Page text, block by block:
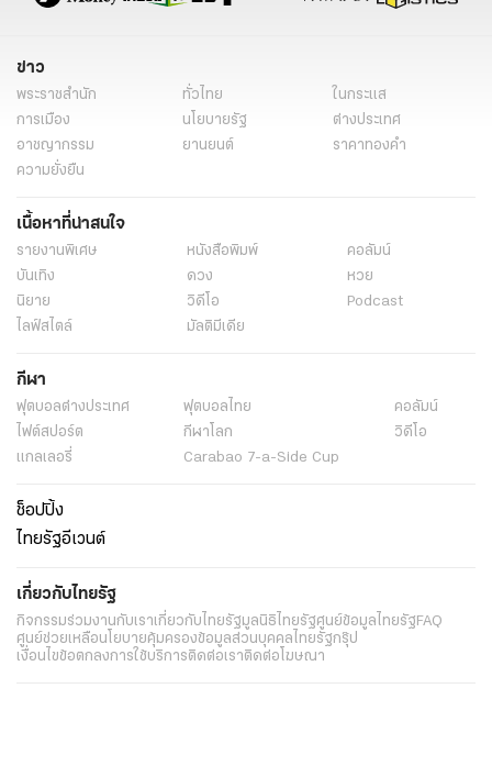
ข่าว
พระราชสำนัก ทั่วไทย
ในกระแส
การเมือง
นโยบายรัฐ
ต่างประเทศ
อาชญากรรม
ยานยนต์
ราคาทองคำ
ความยั่งยืน
เนื้อหาที่น่าสนใจ
รายงานพิเศษ หนังสือพิมพ์
คอลัมน์
บันเทิง
ดวง
หวย
นิยาย
วิดีโอ
Podcast
ไลฟ์สไตล์
มัลติมีเดีย
กีฬา
ฟุตบอลต่่างประเทศ ฟุตบอลไทย
คอลัมน์
ไฟต์สปอร์ต
กีฬาโลก
วิดีโอ
แกลเลอรี่
Carabao 7-a-Side Cup
ช็อปปิ้ง
ไทยรัฐอีเวนต์
เกี่ยวกับไทยรัฐ
กิจกรรมร่วมงานกับเราเกี่ยวกับไทยรัฐมูลนิธิไทยรัฐศูนย์ข้อมูลไทยรัฐFAQ
ศูนย์ช่วยเหลือนโยบายคุ้มครองข้อมูลส่วนบุคคลไทยรัฐกรุ๊ป
เงื่อนไขข้อตกลงการใช้บริการติดต่อเราติดต่อโฆษณา